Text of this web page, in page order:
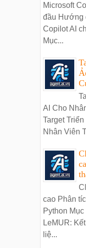
Microsoft
đầu Hướng
Copilot AI
Mục...
AI Cho
Target
Nhân Viên
cao Phân
Python
LeMUR:
liệ...